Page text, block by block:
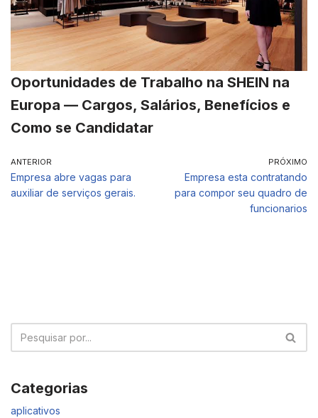
Oportunidades de Trabalho na SHEIN na
Europa — Cargos, Salários, Benefícios e
Como se Candidatar
ANTERIOR
Empresa abre vagas para
auxiliar de serviços gerais.
PRÓXIMO
Empresa esta contratando
para compor seu quadro de
funcionarios
Categorias
aplicativos